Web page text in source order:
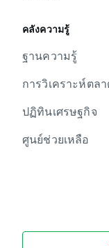
คลังความรู้
ฐานความรู้
การวิเคราะห์ตล
ปฏิทินเศรษฐกิจ
ศูนย์ช่วยเหลือ